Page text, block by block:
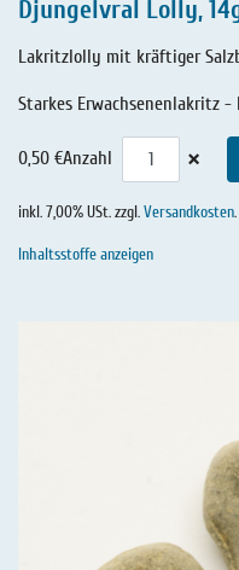
Djungelvral Lolly,
Lakritzlolly mit kräftiger
Starkes Erwachsenenlakritz
0,50 €Anzahl ×
inkl. 7,00% USt. zzgl.Versandkosten.
Inhaltsstoffe anzeigen